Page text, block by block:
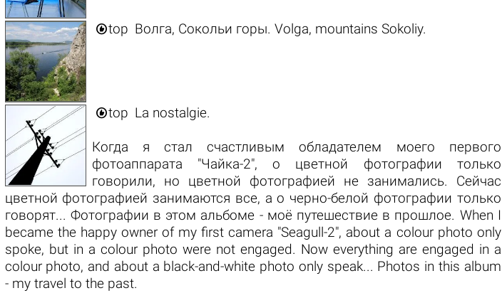
top Волга, Сокольи горы. Volga, mountains Sokoliy.
top La nostalgie.
Когда я стал счастливым обладателем моего первого
фотоаппарата "Чайка-2", о цветной фотографии только
говорили, но цветной фотографией не занимались. Сейчас
цветной фотографией занимаются все, а о черно-белой фотографии только
говорят... Фотографии в этом альбоме - моё путешествие в прошлое. When I
became the happy owner of my first camera "Seagull-2", about a colour photo only
spoke, but in a colour photo were not engaged. Now everything are engaged in a
colour photo, and about a black-and-white photo only speak... Photos in this album
- my travel to the past.